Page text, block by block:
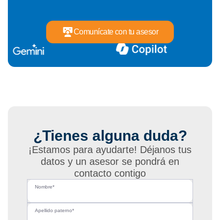
Comunícate con tu asesor
¿Tienes alguna duda?
¡Estamos para ayudarte! Déjanos tus
datos y un asesor se pondrá en
contacto contigo
Nombre*
Apellido paterno*